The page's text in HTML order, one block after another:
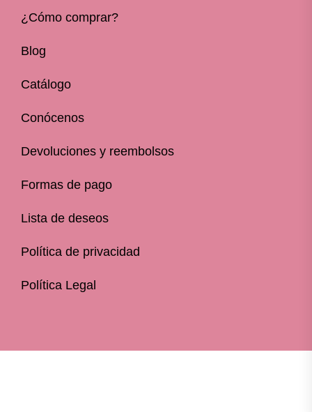
¿Cómo comprar?
Blog
Catálogo
Conócenos
Devoluciones y reembolsos
Formas de pago
Lista de deseos
Política de privacidad
Política Legal